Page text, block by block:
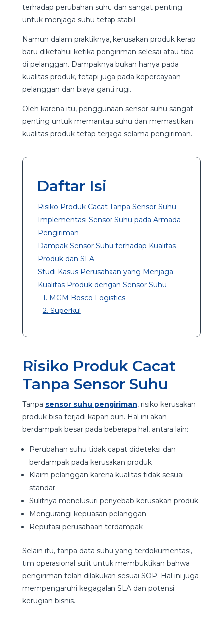
terhadap perubahan suhu dan sangat penting
untuk menjaga suhu tetap stabil.
Namun dalam praktiknya, kerusakan produk kerap
baru diketahui ketika pengiriman selesai atau tiba
di pelanggan. Dampaknya bukan hanya pada
kualitas produk, tetapi juga pada kepercayaan
pelanggan dan biaya ganti rugi.
Oleh karena itu, penggunaan sensor suhu sangat
penting untuk memantau suhu dan memastikan
kualitas produk tetap terjaga selama pengiriman.
Daftar Isi
Risiko Produk Cacat Tanpa Sensor Suhu
Implementasi Sensor Suhu pada Armada
Pengiriman
Dampak Sensor Suhu terhadap Kualitas
Produk dan SLA
Studi Kasus Perusahaan yang Menjaga
Kualitas Produk dengan Sensor Suhu
1. MGM Bosco Logistics
2. Superkul
Risiko Produk Cacat
Tanpa Sensor Suhu
Tanpa sensor suhu pengiriman, risiko kerusakan
produk bisa terjadi kapan pun. Hal ini akan
berdampak besar pada beberapa hal, antara lain:
Perubahan suhu tidak dapat dideteksi dan
berdampak pada kerusakan produk
Klaim pelanggan karena kualitas tidak sesuai
standar
Sulitnya menelusuri penyebab kerusakan produk
Mengurangi kepuasan pelanggan
Reputasi perusahaan terdampak
Selain itu, tanpa data suhu yang terdokumentasi,
tim operasional sulit untuk membuktikan bahwa
pengiriman telah dilakukan sesuai SOP. Hal ini juga
mempengaruhi kegagalan SLA dan potensi
kerugian bisnis.